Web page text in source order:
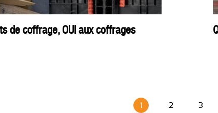
de coffrage, OUI aux coffrages
1 2 3